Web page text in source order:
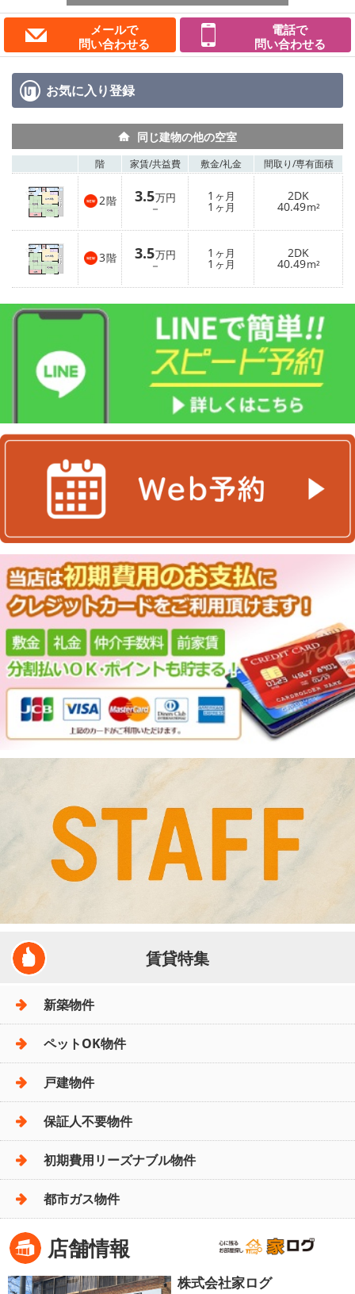
メールで
問い合わせる
電話で
問い合わせる
お気に入り登録
同じ建物の他の空室
階 家賃/共益費 敷金/礼金 間取り/専有面積
2階 3.5万円
－
1 ヶ月
1 ヶ月
2DK
40.49m²
3階 3.5万円
－
1 ヶ月
1 ヶ月
2DK
40.49m²
賃貸特集
新築物件
ペットOK物件
戸建物件
保証人不要物件
初期費用リーズナブル物件
都市ガス物件
店舗情報
株式会社家ログ